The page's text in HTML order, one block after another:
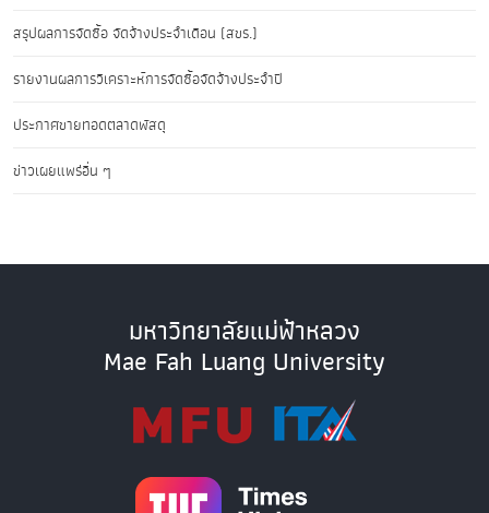
สรุปผลการจัดซื้อ จัดจ้างประจำเดือน (สขร.)
รายงานผลการวิเคราะห์การจัดซื้อจัดจ้างประจำปี
ประกาศขายทอดตลาดพัสดุ
ข่าวเผยแพร่อื่น ๆ
มหาวิทยาลัยแม่ฟ้าหลวง
Mae Fah Luang University